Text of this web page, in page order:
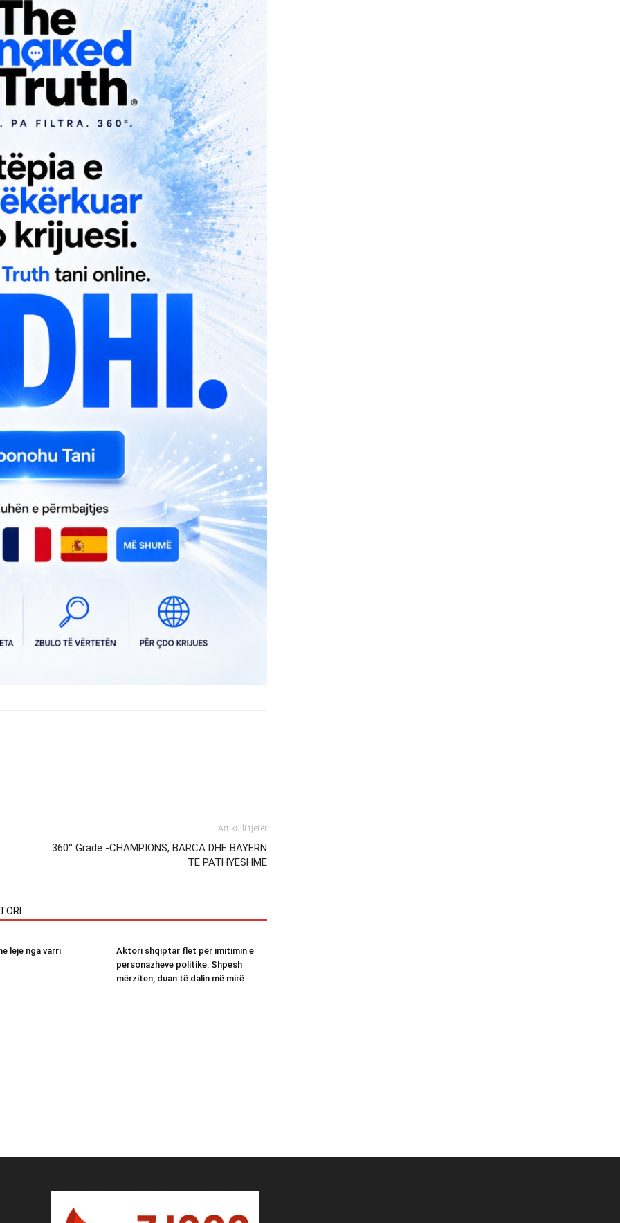
Artikulli tjetër
360° Grade -CHAMPIONS, BARCA DHE BAYERN
TE PATHYESHME
leje nga varri
Aktori shqiptar flet për imitimin e
personazheve politike: Shpesh
mërziten, duan të dalin më mirë